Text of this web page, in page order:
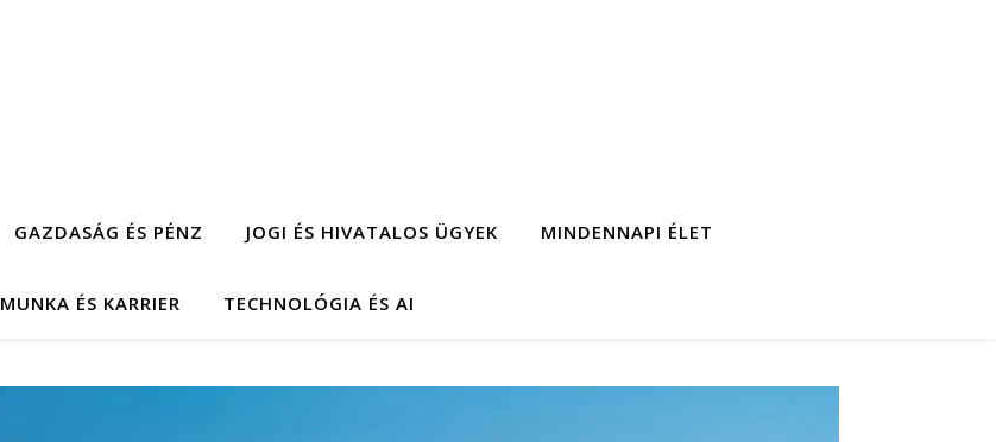
GAZDASÁG ÉS PÉNZ JOGI ÉS HIVATALOS ÜGYEK MINDENNAPI ÉLET
MUNKA ÉS KARRIER TECHNOLÓGIA ÉS AI